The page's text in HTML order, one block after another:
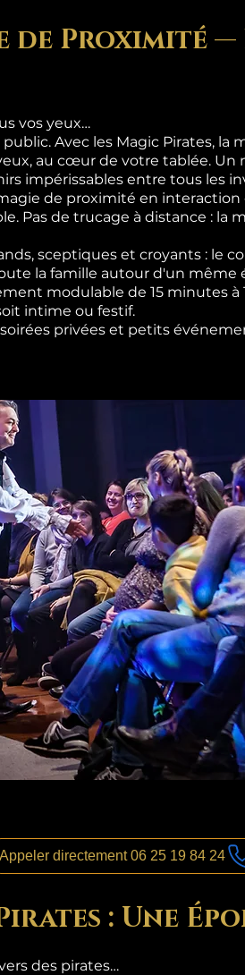
de Proximité
vos yeux…
Avec les Magic Pirates, la
au cœur de votre tablée.
impérissables entre tous les
de proximité en
Pas de trucage à distance : la
sceptiques et croyants : le
la famille autour d'un même
modulable de 15 minutes
intime ou festif.
privées et petits
Appeler directement 06 25 19 84 24
: Une
des pirates…